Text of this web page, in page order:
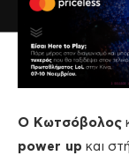
Ο Κωτσόβολος
power up και